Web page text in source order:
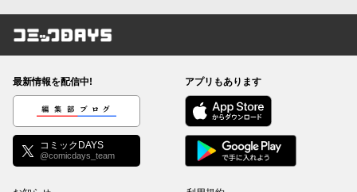
コミックDAYS
最新情報を配信中!
編集部ブログ
コミックDAYS
@comicdays_team
アプリもあります